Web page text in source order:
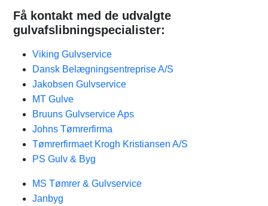
Få kontakt med de udvalgte
gulvafslibningspecialister:
Viking Gulvservice
Dansk Belægningsentreprise A/S
Jakobsen Gulvservice
MT Gulve
Bruuns Gulvservice Aps
Johns Tømrerfirma
Tømrerfirmaet Krogh Kristiansen A/S
PS Gulv & Byg
MS Tømrer & Gulvservice
Janbyg